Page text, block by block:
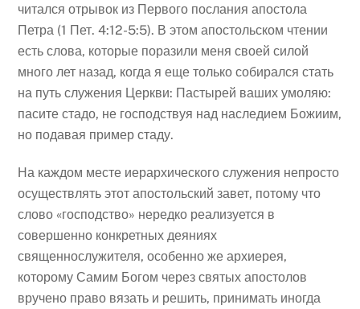
читался отрывок из Первого послания апостола
Петра (1 Пет. 4:12-5:5). В этом апостольском чтении
есть слова, которые поразили меня своей силой
много лет назад, когда я еще только собирался стать
на путь служения Церкви: Пастырей ваших умоляю:
пасите стадо, не господствуя над наследием Божиим,
но подавая пример стаду.
На каждом месте иерархического служения непросто
осуществлять этот апостольский завет, потому что
слово «господство» нередко реализуется в
совершенно конкретных деяниях
священнослужителя, особенно же архиерея,
которому Самим Богом через святых апостолов
вручено право вязать и решить, принимать иногда